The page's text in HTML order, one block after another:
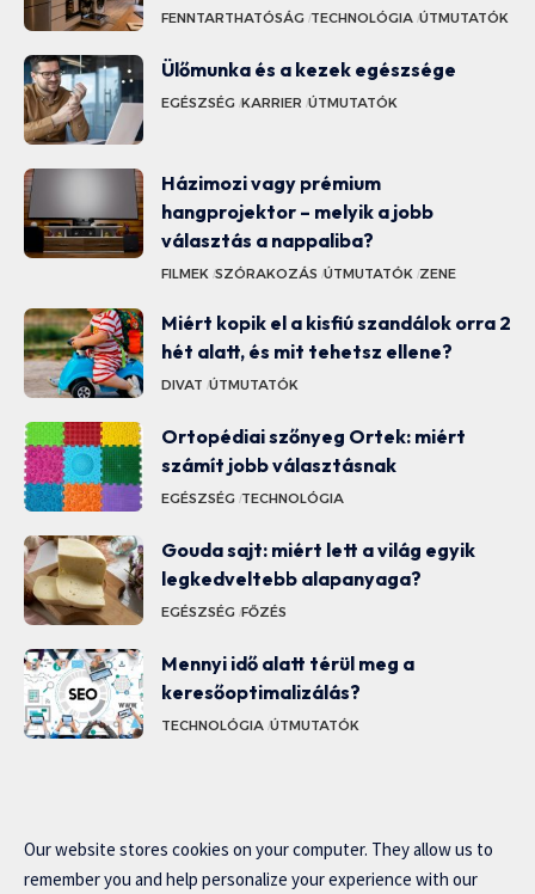
FENNTARTHATÓSÁG TECHNOLÓGIA ÚTMUTATÓK
Ülőmunka és a kezek egészsége
EGÉSZSÉG KARRIER ÚTMUTATÓK
Házimozi vagy prémium
hangprojektor – melyik a jobb
választás a nappaliba?
FILMEK SZÓRAKOZÁS ÚTMUTATÓK ZENE
Miért kopik el a kisfiú szandálok orra 2
hét alatt, és mit tehetsz ellene?
DIVAT ÚTMUTATÓK
Ortopédiai szőnyeg Ortek: miért
számít jobb választásnak
EGÉSZSÉG TECHNOLÓGIA
Gouda sajt: miért lett a világ egyik
legkedveltebb alapanyaga?
EGÉSZSÉG FŐZÉS
Mennyi idő alatt térül meg a
keresőoptimalizálás?
TECHNOLÓGIA ÚTMUTATÓK
Our website stores cookies on your computer. They allow us to
remember you and help personalize your experience with our